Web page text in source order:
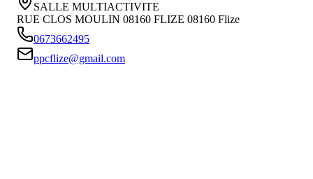
SALLE MULTIACTIVITE
RUE CLOS MOULIN 08160 FLIZE 08160 Flize
0673662495
ppcflize@gmail.com